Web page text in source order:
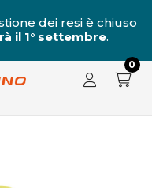
dei resi è chiuso
il 1° settembre.
0